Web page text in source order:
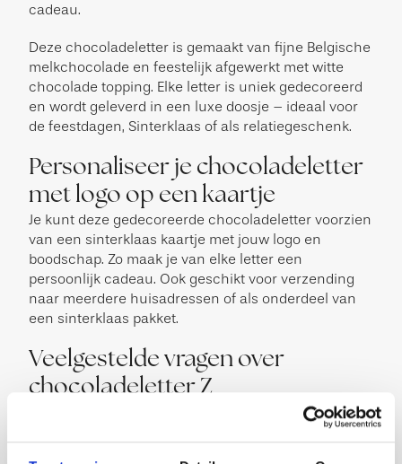
cadeau.
Deze chocoladeletter is gemaakt van fijne Belgische
melkchocolade en feestelijk afgewerkt met witte
chocolade topping. Elke letter is uniek gedecoreerd
en wordt geleverd in een luxe doosje – ideaal voor
de feestdagen, Sinterklaas of als relatiegeschenk.
Personaliseer je chocoladeletter
met logo op een kaartje
Je kunt deze gedecoreerde chocoladeletter voorzien
van een sinterklaas kaartje met jouw logo en
boodschap. Zo maak je van elke letter een
persoonlijk cadeau. Ook geschikt voor verzending
naar meerdere huisadressen of als onderdeel van
een sinterklaas pakket.
Veelgestelde vragen over
chocoladeletter Z
Hoe groot is de chocoladeletter Z van 200 gram?